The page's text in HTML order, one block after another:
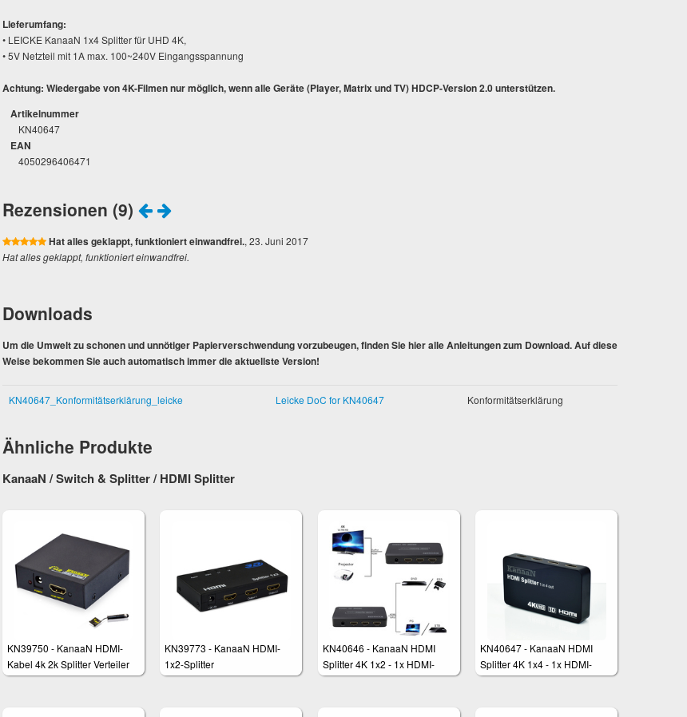
Lieferumfang:
• LEICKE KanaaN 1x4 Splitter für UHD 4K,
• 5V Netzteil mit 1A max. 100~240V Eingangsspannung
Achtung: Wiedergabe von 4K-Filmen nur möglich, wenn alle Geräte (Player, Matrix und TV) HDCP-Version 2.0 unterstützen.
Artikelnummer
KN40647
EAN
4050296406471
Rezensionen (9)
Hat alles geklappt, funktioniert einwandfrei., 23. Juni 2017
Hat alles geklappt, funktioniert einwandfrei.
Downloads
Um die Umwelt zu schonen und unnötiger Papierverschwendung vorzubeugen, finden Sie hier alle Anleitungen zum Download. Auf diese
Weise bekommen Sie auch automatisch immer die aktuellste Version!
KN40647_Konformitätserklärung_leicke Leicke DoC for KN40647 Konformitätserklärung
Ähnliche Produkte
KanaaN / Switch & Splitter / HDMI Splitter
KN39750 - KanaaN HDMI-
Kabel 4k 2k Splitter Verteiler
Y-Adapter 2160p Full UHD/
KN39773 - KanaaN HDMI-
1x2-Splitter
KN40646 - KanaaN HDMI
Splitter 4K 1x2 - 1x HDMI-
Eingang auf 2x HDMI
KN40647 - KanaaN HDMI
Splitter 4K 1x4 - 1x HDMI-
Eingang auf 4x HDMI